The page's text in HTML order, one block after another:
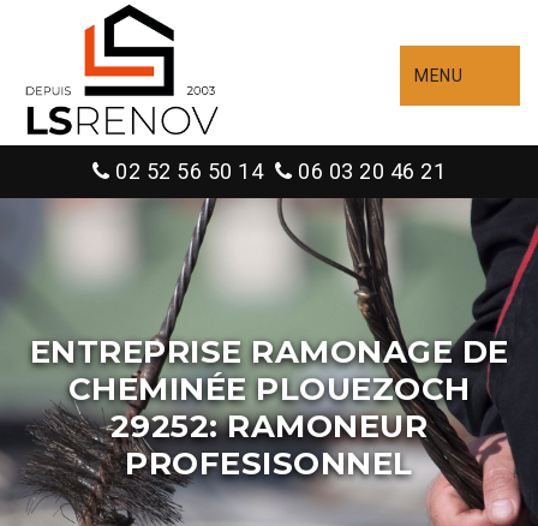
MENU
02 52 56 50 14 06 03 20 46 21
ENTREPRISE RAMONAGE DE
CHEMINÉE PLOUEZOCH
29252: RAMONEUR
PROFESISONNEL